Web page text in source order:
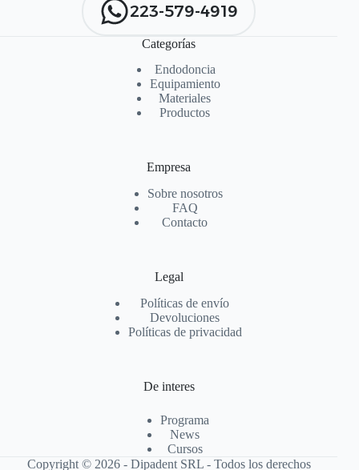
223-579-4919
Categorías
Endodoncia
Equipamiento
Materiales
Productos
Empresa
Sobre nosotros
FAQ
Contacto
Legal
Políticas de envío
Devoluciones
Políticas de privacidad
De interes
Programa
News
Cursos
Copyright © 2026 - Dipadent SRL - Todos los derechos